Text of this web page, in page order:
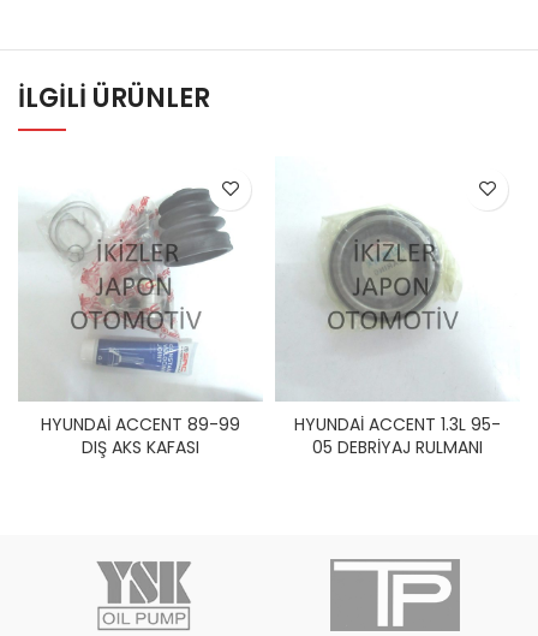
İLGILI ÜRÜNLER
HYUNDAİ ACCENT 89-99
DIŞ AKS KAFASI
HYUNDAİ ACCENT 1.3L 95-
05 DEBRİYAJ RULMANI